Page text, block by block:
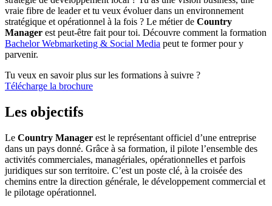
vraie fibre de leader et tu veux évoluer dans un environnement
stratégique et opérationnel à la fois ? Le métier de Country
Manager est peut-être fait pour toi. Découvre comment la formation
Bachelor Webmarketing & Social Media peut te former pour y
parvenir.
Tu veux en savoir plus sur les formations à suivre ?
Télécharge la brochure
Les objectifs
Le Country Manager est le représentant officiel d’une entreprise
dans un pays donné. Grâce à sa formation, il pilote l’ensemble des
activités commerciales, managériales, opérationnelles et parfois
juridiques sur son territoire. C’est un poste clé, à la croisée des
chemins entre la direction générale, le développement commercial et
le pilotage opérationnel.